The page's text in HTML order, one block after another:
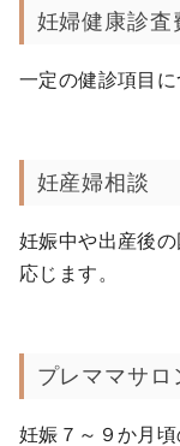
妊婦健康診査
一定の健診項目に
妊産婦相談
妊娠中や出産後
応じます。
プレママサロ
妊娠７～９か月